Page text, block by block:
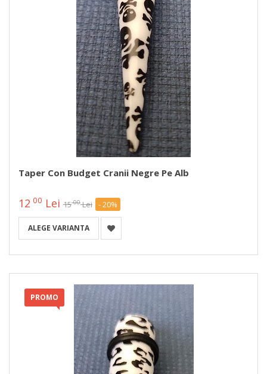
Taper Con Budget Cranii Negre Pe Alb
12 00 Lei 1500 Lei - 20%
ALEGE VARIANTA
PROMO